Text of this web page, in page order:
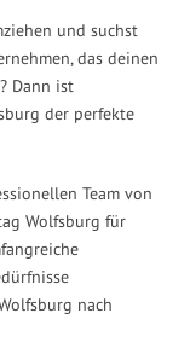
und suchst
das deinen
Dann ist
der perfekte
Team von
Wolfsburg für
nach